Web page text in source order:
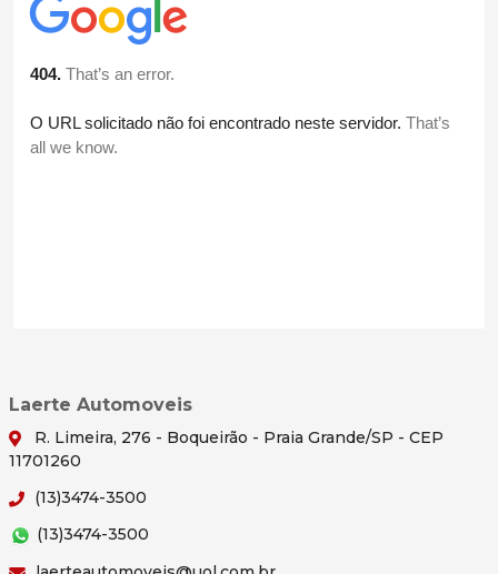
Laerte Automoveis
R. Limeira, 276 - Boqueirão - Praia Grande/SP - CEP
11701260
(13)3474-3500
(13)3474-3500